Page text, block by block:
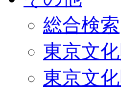
総合検索
東京文
東京文